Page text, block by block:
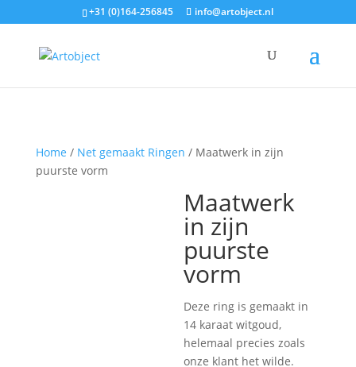
+31 (0)164-256845 info@artobject.nl
Home / Net gemaakt Ringen / Maatwerk in zijn
puurste vorm
Maatwerk
in zijn
puurste
vorm
Deze ring is gemaakt in
14 karaat witgoud,
helemaal precies zoals
onze klant het wilde.